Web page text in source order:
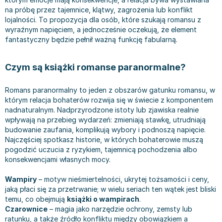
Bajki wiersze
Do kolorowania i naklejania
Kontrastowe obrazki
Podręczniki szkolne
Edukacja przedszkolna
Liceum, Technikum
Szkoła podstawowa
Szkoły wyższe
Szkoła zawodowa
Książki: finanse, księgowość, bankowość
Książki o gospodarce
Inne
Historia - książki
Archeologia - książki
Historia Polski - książki
Historia świata - książki
II Wojna Światowa - książki
Książki militarne
Książki: Prawo
Inne
Książki: Prawo administracyjne
Książki: Prawo cywilne
Książki: Prawo finansowe
Książki: Prawo karne
Książki: pamiętniki, dzienniki i listy
Wywiady, wspomnienia - książki
Komiksy
Komiksy dla młodzieży
Komiksy obcojęzyczne
Fantastyka, horror - książki
Książki fantasy
Książki horrory
Science Fiction - książki
Książki kryminały
Książki z poezją, aforyzmami i dramaty
Książki dramaty
Książki humorystyczne i aforyzmy
Tomiki poezji
Książki o sztuce
Liceum i technikum
Podręczniki do 1 klasy liceum i technikum
Podręczniki do 2 klasy liceum i technikum
Podręczniki do szkoły zawodowej
Podręczniki do 1 klasy szkoły zawodowej
Podręczniki do 2 klasy szkoły zawodowej
Podręczniki do 3 klasy szkoły zawodowej
Książki dla dzieci
Książki dla dzieci do 2 lat
Książki: bajki dla dzieci do 2 lat
Do kąpieli i zabawy
Kolorowanki i książki do naklejania do 2 lat
Książki grające, z puzzlami i magnesami do 2 lat
Obrazki kontrastowe dla niemowląt
Poznawanie świata dla dzieci do 2 lat - książki
Książki o sportowcach
Książki: Turystyka i podróże
Albumy krajoznawcze
Atlasy
Atlasy - świat
Globusy
Mapy
Mapy - Polska
Mapy - Świat
Przewodniki turystyczne
Przewodniki turystyczne - Polska
Przewodniki turystyczne - Świat
Książki: Zdrowie, rodzina, związki
Książki: Rodzina, związki
Julian Tuwim
Bracia Grimm
Stephen King
Jan Brzechwa
Virginia C. Andrews
Waldemar Łysiak
Monika Szwaja
Camilla Läckberg
Jan Kochanowski
Henning Mankell
Beata Pawlikowska
L.J. Smith
Diana Palmer
Bear Grylls
na próbę przez tajemnice, klątwy, zagrożenia lub konflikt
lojalności. To propozycja dla osób, które szukają romansu z
wyraźnym napięciem, a jednocześnie oczekują, że element
fantastyczny będzie pełnił ważną funkcję fabularną.
Czym są książki romanse paranormalne?
Romans paranormalny to jeden z obszarów gatunku romansu, w
którym relacja bohaterów rozwija się w świecie z komponentem
nadnaturalnym. Nadprzyrodzone istoty lub zjawiska realnie
wpływają na przebieg wydarzeń: zmieniają stawkę, utrudniają
budowanie zaufania, komplikują wybory i podnoszą napięcie.
Najczęściej spotkasz historie, w których bohaterowie muszą
pogodzić uczucia z ryzykiem, tajemnicą pochodzenia albo
konsekwencjami własnych mocy.
Wampiry – motyw nieśmiertelności, ukrytej tożsamości i ceny,
jaką płaci się za przetrwanie; w wielu seriach ten wątek jest bliski
temu, co obejmują książki o wampirach.
Czarownice – magia jako narzędzie ochrony, zemsty lub
ratunku, a także źródło konfliktu między obowiązkiem a